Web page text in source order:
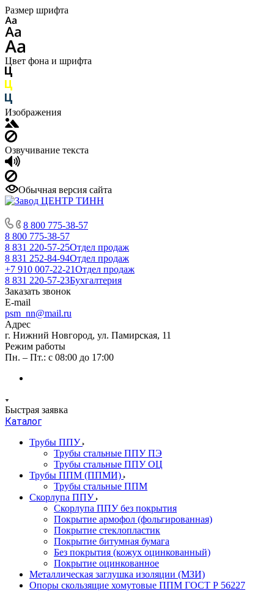
Размер шрифта
Цвет фона и шрифта
Изображения
Озвучивание текста
Обычная версия сайта
8 800 775-38-57
8 800 775-38-57
8 831 220-57-25Отдел продаж
8 831 252-84-94Отдел продаж
+7 910 007-22-21Отдел продаж
8 831 220-57-23Бухгалтерия
Заказать звонок
E-mail
psm_nn@mail.ru
Адрес
г. Нижний Новгород, ул. Памирская, 11
Режим работы
Пн. – Пт.: с 08:00 до 17:00
Быстрая заявка
Каталог
Трубы ППУ
Трубы стальные ППУ ПЭ
Трубы стальные ППУ ОЦ
Трубы ППМ (ППМИ)
Трубы стальные ППМ
Скорлупа ППУ
Скорлупа ППУ без покрытия
Покрытие армофол (фольгированная)
Покрытие стеклопластик
Покрытие битумная бумага
Без покрытия (кожух оцинкованный)
Покрытие оцинкованное
Металлическая заглушка изоляции (МЗИ)
Опоры скользящие хомутовые ППМ ГОСТ Р 56227